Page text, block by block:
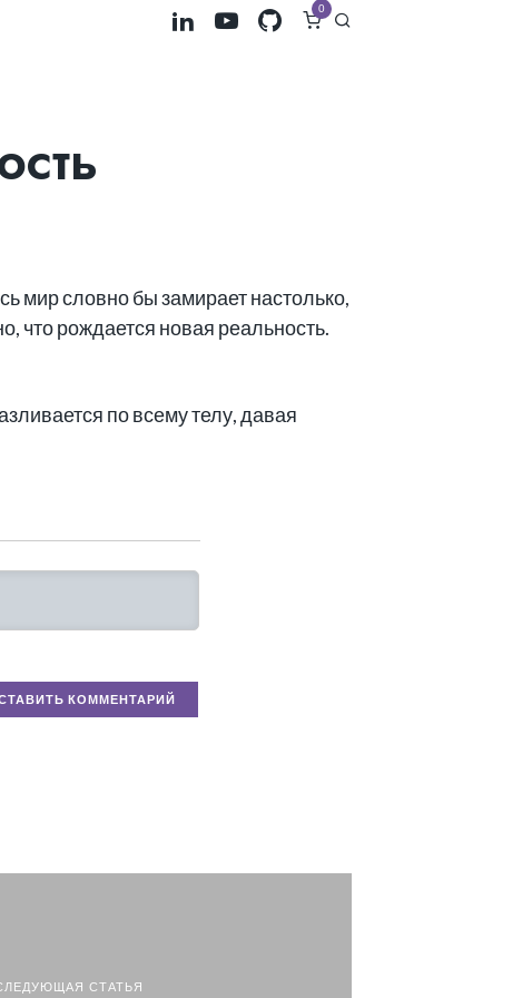
0
мир словно бы замирает настолько,
что рождается новая реальность.
по всему телу, давая
СТАТЬЯ